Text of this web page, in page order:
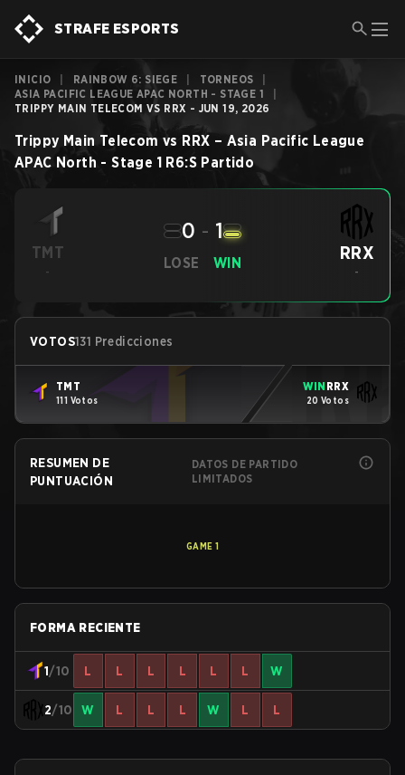
STRAFE ESPORTS
INICIO RAINBOW 6: SIEGE TORNEOS
ASIA PACIFIC LEAGUE APAC NORTH - STAGE 1
TRIPPY MAIN TELECOM VS RRX - JUN 19, 2026
Trippy Main Telecom vs RRX – Asia Pacific League
APAC North - Stage 1 R6:S Partido
TMT
-
LOSE
0 - 1
WIN RRX
-
VOTOS131 Predicciones
TMT
111 Votos
WIN RRX
20 Votos
RESUMEN DE
PUNTUACIÓN
DATOS DE PARTIDO
LIMITADOS
GAME 1
FORMA RECIENTE
1/10 L L L L L L W
2/10 W L L L W L L